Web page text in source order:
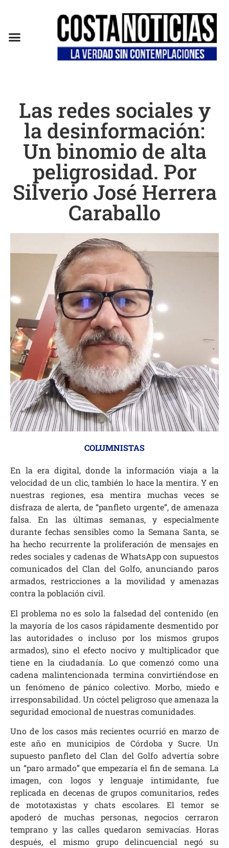
Las redes sociales y
la desinformación:
Un binomio de alta
peligrosidad. Por
Silverio José Herrera
Caraballo
COLUMNISTAS
En la era digital, donde la información viaja a la
velocidad de un clic, también lo hace la mentira. Y en
nuestras regiones, esa mentira muchas veces se
disfraza de alerta, de “panfleto urgente”, de amenaza
falsa. En las últimas semanas, y especialmente
durante fechas sensibles como la Semana Santa, se
ha hecho recurrente la proliferación de mensajes en
redes sociales y cadenas de WhatsApp con supuestos
comunicados del Clan del Golfo, anunciando paros
armados, restricciones a la movilidad y amenazas
contra la población civil.
El problema no es solo la falsedad del contenido (en
la mayoría de los casos rápidamente desmentido por
las autoridades o incluso por los mismos grupos
armados), sino el efecto nocivo y multiplicador que
tiene en la ciudadanía. Lo que comenzó como una
cadena malintencionada termina convirtiéndose en
un fenómeno de pánico colectivo. Morbo, miedo e
irresponsabilidad. Un cóctel peligroso que amenaza la
seguridad emocional de nuestras comunidades.
Uno de los casos más recientes ocurrió en marzo de
este año en municipios de Córdoba y Sucre. Un
supuesto panfleto del Clan del Golfo advertía sobre
un “paro armado” que empezaría el fin de semana. La
imagen, con logos y lenguaje intimidante, fue
replicada en decenas de grupos comunitarios, redes
de mototaxistas y chats escolares. El temor se
apoderó de muchas personas, negocios cerraron
temprano y las calles quedaron semivacías. Horas
después, el mismo grupo delincuencial negó su